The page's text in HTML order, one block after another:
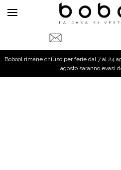
Bobool rimane chiuso per ferie dal 7 al 24
agosto saranno evasi